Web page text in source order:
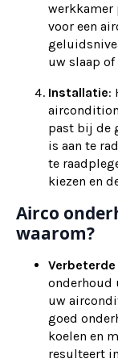
werkkamer
voor een
uw slaap
Installatie:
past bij de
is aan te
te
kiezen en
Airco
waarom?
onderhoud
uw
goed
koelen en
resulteert